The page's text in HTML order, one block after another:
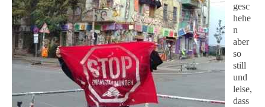
gesc
hehe
n
aber
so
still
und
leise,
dass